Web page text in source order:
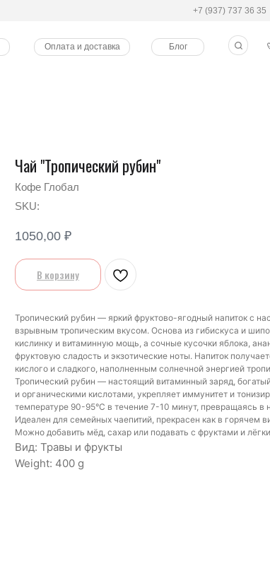
Блог
Оплата и доставка
+7 (937) 737 36 35
Чай "Тропический рубин"
Кофе Глобал
SKU:
1050,00 ₽
В корзину
Тропический рубин — яркий фруктово-ягодный напиток с
взрывным тропическим вкусом. Основа из гибискуса и
кислинку и витаминную мощь, а сочные кусочки яблока,
фруктовую сладость и экзотические ноты. Напиток
кислого и сладкого, наполненным солнечной энергией
Тропический рубин — настоящий витаминный заряд,
и органическими кислотами, укрепляет иммунитет и
температуре 90-95°C в течение 7-10 минут, превращаясь
Идеален для семейных чаепитий, прекрасен как в горячем
Можно добавить мёд, сахар или подавать с фруктами и
Вид: Травы и фрукты
Weight: 400 g